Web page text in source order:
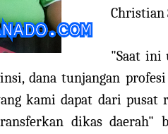
Christian
"Saat ini
dana tunjangan
kami dapat dari pusat
dikas daerah"